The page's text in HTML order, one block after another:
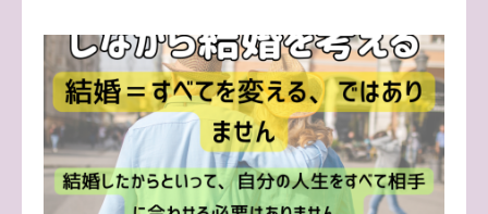
成婚までの流れ
会員様からの喜びの声
よくあるご質問